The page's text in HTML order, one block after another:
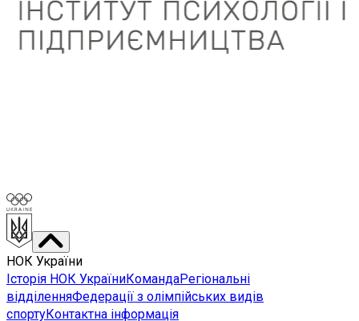
НОК України
Історія НОК УкраїниКомандаРегіональні
відділенняФедерації з олімпійських видів
спортуКонтактна інформація